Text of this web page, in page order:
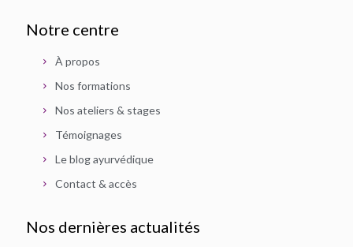
Notre centre
À propos
Nos formations
Nos ateliers & stages
Témoignages
Le blog ayurvédique
Contact & accès
Nos dernières actualités